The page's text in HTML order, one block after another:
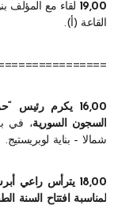
19,00 لقاء مع المؤلف
القاعة (أ).
16,00 يكرم رئيس “حركة التغيير”
السجون السورية، في
شمالا – بناية لوبريستيج.
18,00 يترأس راعي
لمناسبة افتتاح السنة